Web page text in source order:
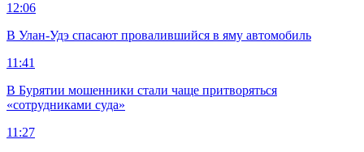
12:06
В Улан-Удэ спасают провалившийся в яму автомобиль
11:41
В Бурятии мошенники стали чаще притворяться
«сотрудниками суда»
11:27